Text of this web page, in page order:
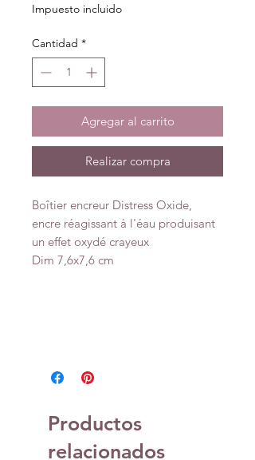
Impuesto incluido
Cantidad *
Agregar al carrito
Realizar compra
Boîtier encreur Distress Oxide,
encre réagissant à l'éau produisant
un effet oxydé crayeux
Dim 7,6x7,6 cm
Productos
relacionados